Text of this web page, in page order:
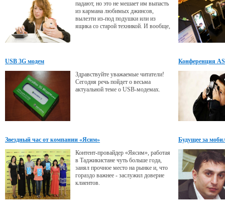
падают, но это не мешает им выпасть
из кармана любимых джинсов,
вылезти из-под подушки или из
ящика со старой техникой. И вообще,
кошелек.
USB 3G модем
Здравствуйте уважаемые читатели!
Сегодня речь пойдет о весьма
актуальной теме о USB-модемах.
Конференция
Звездный час от компании «Ясим»
Контент-провайдер «Яясим», работая
в Таджикистане чуть больше года,
занял прочное место на рынке и, что
гораздо важнее - заслужил доверие
клиентов.
Будущее за